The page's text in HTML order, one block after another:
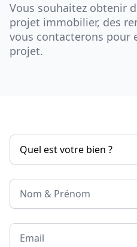
Vous souhaitez obtenir
projet immobilier, des
vous contacterons pour
projet.
Nom & Prénom
Email